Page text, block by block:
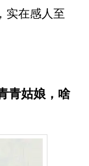
实在感人至
青姑娘，啥